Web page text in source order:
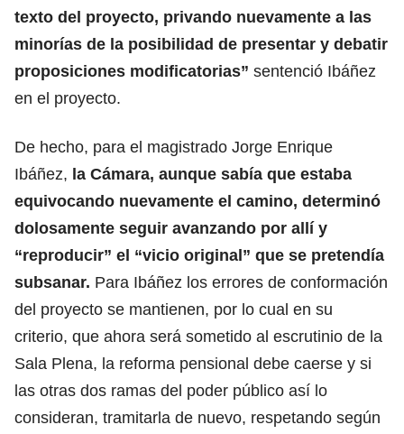
texto del proyecto, privando nuevamente a las
minorías de la posibilidad de presentar y debatir
proposiciones modificatorias” sentenció Ibáñez
en el proyecto.
De hecho, para el magistrado Jorge Enrique
Ibáñez, la Cámara, aunque sabía que estaba
equivocando nuevamente el camino, determinó
dolosamente seguir avanzando por allí y
“reproducir” el “vicio original” que se pretendía
subsanar. Para Ibáñez los errores de conformación
del proyecto se mantienen, por lo cual en su
criterio, que ahora será sometido al escrutinio de la
Sala Plena, la reforma pensional debe caerse y si
las otras dos ramas del poder público así lo
consideran, tramitarla de nuevo, respetando según